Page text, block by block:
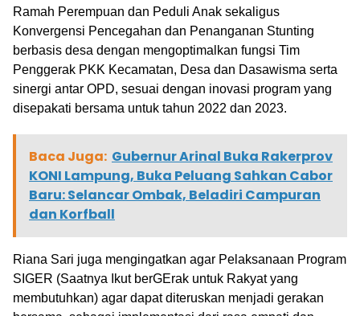
Ramah Perempuan dan Peduli Anak sekaligus
Konvergensi Pencegahan dan Penanganan Stunting
berbasis desa dengan mengoptimalkan fungsi Tim
Penggerak PKK Kecamatan, Desa dan Dasawisma serta
sinergi antar OPD, sesuai dengan inovasi program yang
disepakati bersama untuk tahun 2022 dan 2023.
Baca Juga: Gubernur Arinal Buka Rakerprov
KONI Lampung, Buka Peluang Sahkan Cabor
Baru: Selancar Ombak, Beladiri Campuran
dan Korfball
Riana Sari juga mengingatkan agar Pelaksanaan Program
SIGER (Saatnya Ikut berGErak untuk Rakyat yang
membutuhkan) agar dapat diteruskan menjadi gerakan